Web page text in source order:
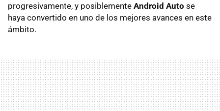
progresivamente, y posiblemente Android Auto se
haya convertido en uno de los mejores avances en este
ámbito.